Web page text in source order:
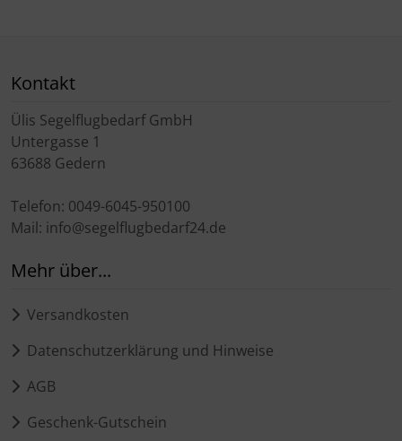
Kontakt
Ülis Segelflugbedarf GmbH
Untergasse 1
63688 Gedern
Telefon: 0049-6045-950100
Mail: info@segelflugbedarf24.de
Mehr über...
Versandkosten
Datenschutzerklärung und Hinweise
AGB
Geschenk-Gutschein